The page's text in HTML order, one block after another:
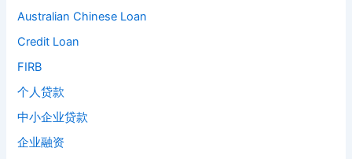
Australian Chinese Loan
Credit Loan
FIRB
个人贷款
中小企业贷款
企业融资